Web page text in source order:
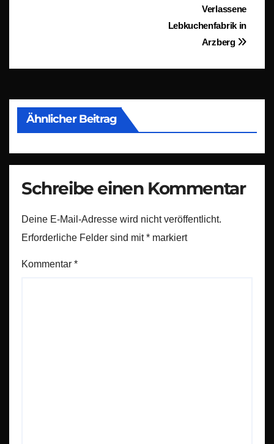
BeitragsnavigationVerlassene
Lebkuchenfabrik in
Arzberg
Ähnlicher Beitrag
Schreibe einen Kommentar
Deine E-Mail-Adresse wird nicht veröffentlicht.
Erforderliche Felder sind mit* markiert
Kommentar *